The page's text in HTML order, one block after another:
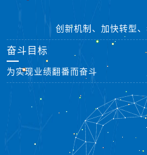
创新机制、加快转型
奋斗目标
为实现业绩翻番而奋斗